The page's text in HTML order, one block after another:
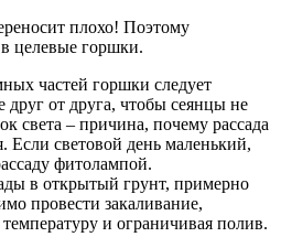
плохо! Поэтому
целевые горшки.
частей горшки следует
друг от друга, чтобы сеянцы не
света – причина, почему рассада
Если световой день маленький,
фитолампой.
в открытый грунт, примерно
провести закаливание,
и ограничивая полив.